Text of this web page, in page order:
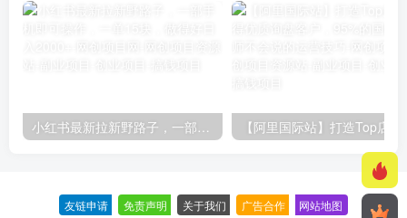
友链申请 免责声明 关于我们 广告合作 网站地图